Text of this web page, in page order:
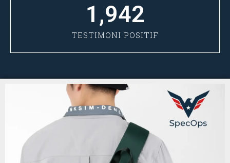
1,942
TESTIMONI POSITIF